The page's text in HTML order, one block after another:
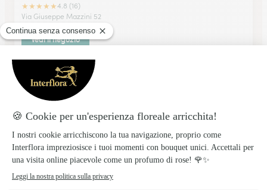
★★★★★4.8 (16)
Via Giuseppe Mazzini 52
Vedi il negozio
Orchidea D. Del Basso